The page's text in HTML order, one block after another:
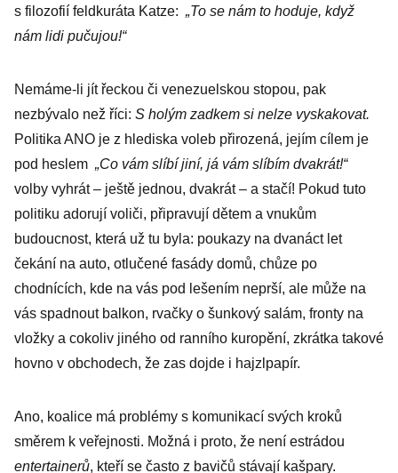
s filozofií feldkuráta Katze: „To se nám to hoduje, když
nám lidi pučujou!“
Nemáme-li jít řeckou či venezuelskou stopou, pak
nezbývalo než říci: S holým zadkem si nelze vyskakovat.
Politika ANO je z hlediska voleb přirozená, jejím cílem je
pod heslem „Co vám slíbí jiní, já vám slíbím dvakrát!“
volby vyhrát – ještě jednou, dvakrát – a stačí! Pokud tuto
politiku adorují voliči, připravují dětem a vnukům
budoucnost, která už tu byla: poukazy na dvanáct let
čekání na auto, otlučené fasády domů, chůze po
chodnících, kde na vás pod lešením neprší, ale může na
vás spadnout balkon, rvačky o šunkový salám, fronty na
vložky a cokoliv jiného od ranního kuropění, zkrátka takové
hovno v obchodech, že zas dojde i hajzlpapír.
Ano, koalice má problémy s komunikací svých kroků
směrem k veřejnosti. Možná i proto, že není estrádou
entertainerů, kteří se často z bavičů stávají kašpary.